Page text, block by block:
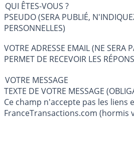
QUI ÊTES-VOUS ?
PSEUDO (SERA PUBLIÉ,
PERSONNELLES)
VOTRE ADRESSE EMAIL (NE SERA
PERMET DE RECEVOIR LES
VOTRE MESSAGE
TEXTE DE VOTRE
Ce champ n'accepte pas les liens
FranceTransactions.com (hormis